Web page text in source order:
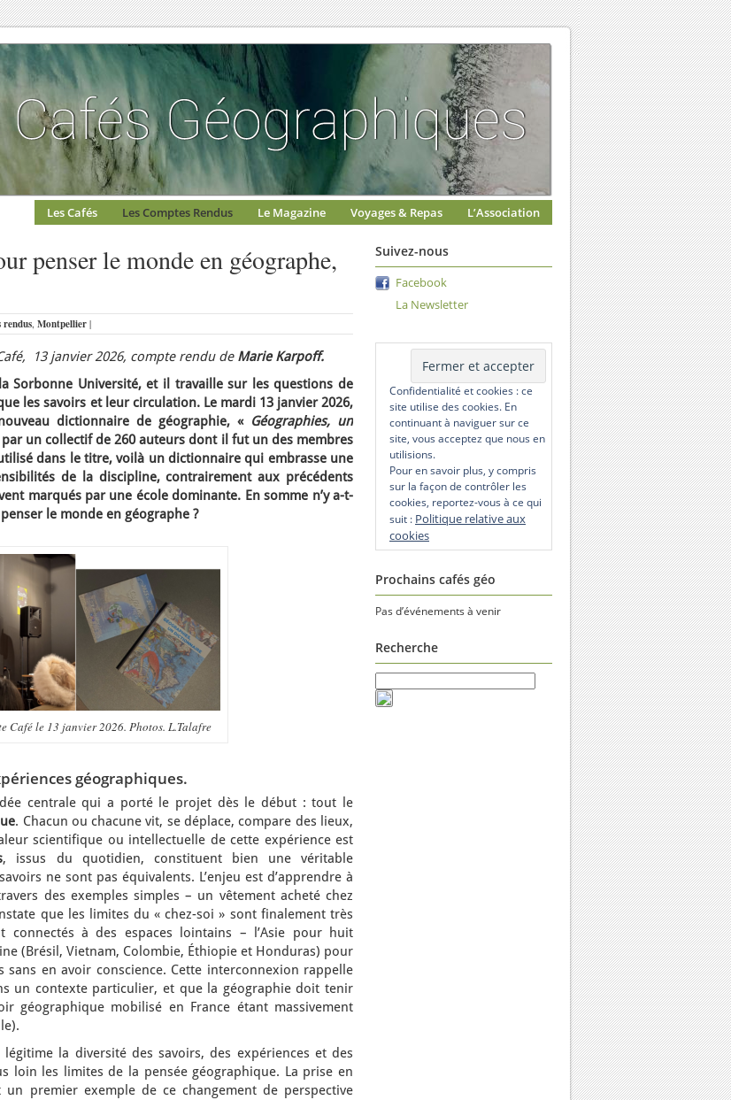
Les Cafés Les Comptes Rendus Le Magazine Voyages & Repas L’Association
penser le monde en géographe,
rendus, Montpellier |
13 janvier 2026, compte rendu de Marie Karpoff.
Sorbonne Université, et il travaille sur les questions de
les savoirs et leur circulation. Le mardi 13 janvier 2026,
dictionnaire de géographie, « Géographies, un
un collectif de 260 auteurs dont il fut un des membres
dans le titre, voilà un dictionnaire qui embrasse une
de la discipline, contrairement aux précédents
marqués par une école dominante. En somme n’y a-t-
le monde en géographe ?
Café le 13 janvier 2026. Photos. L.Talafre
géographiques.
centrale qui a porté le projet dès le début : tout le
. Chacun ou chacune vit, se déplace, compare des lieux,
scientifique ou intellectuelle de cette expérience est
, issus du quotidien, constituent bien une véritable
ne sont pas équivalents. L’enjeu est d’apprendre à
des exemples simples – un vêtement acheté chez
que les limites du « chez-soi » sont finalement très
connectés à des espaces lointains – l’Asie pour huit
(Brésil, Vietnam, Colombie, Éthiopie et Honduras) pour
sans en avoir conscience. Cette interconnexion rappelle
un contexte particulier, et que la géographie doit tenir
géographique mobilisé en France étant massivement
la diversité des savoirs, des expériences et des
loin les limites de la pensée géographique. La prise en
premier exemple de ce changement de perspective
Suivez-nous
Facebook
La Newsletter
Confidentialité et cookies : ce
site utilise des cookies. En
continuant à naviguer sur ce
site, vous acceptez que nous en
utilisions.
Pour en savoir plus, y compris
sur la façon de contrôler les
cookies, reportez-vous à ce qui
suit : Politique relative aux
cookies
Prochains cafés géo
Pas d’événements à venir
Recherche